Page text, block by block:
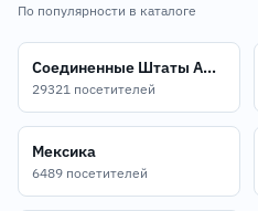
По популярности в каталоге
Соединенные Штаты Америки
29321 посетителей
Мексика
6489 посетителей